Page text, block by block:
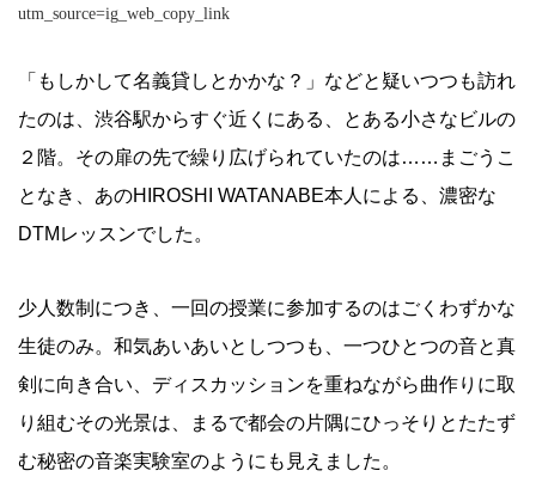
utm_source=ig_web_copy_link
「もしかして名義貸しとかかな？」などと疑いつつも訪れ
たのは、渋谷駅からすぐ近くにある、とある小さなビルの
２階。その扉の先で繰り広げられていたのは……まごうこ
となき、あのHIROSHI WATANABE本人による、濃密な
DTMレッスンでした。
少人数制につき、一回の授業に参加するのはごくわずかな
生徒のみ。和気あいあいとしつつも、一つひとつの音と真
剣に向き合い、ディスカッションを重ねながら曲作りに取
り組むその光景は、まるで都会の片隅にひっそりとたたず
む秘密の音楽実験室のようにも見えました。